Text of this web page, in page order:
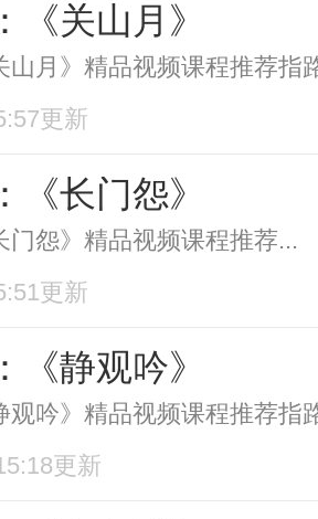
《关山月》
山月》精品视频课程推荐指
更新
《长门怨》
门怨》精品视频课程推荐...
更新
《静观吟》
观吟》精品视频课程推荐指
更新